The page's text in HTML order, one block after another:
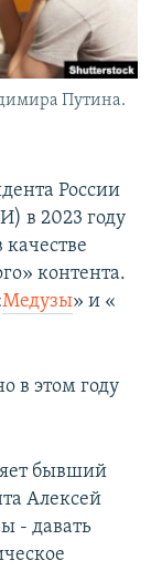
Путина.
России
в 2023 году
контента.
Медузы» ​и «​
в этом году
бывший
Алексей
- давать